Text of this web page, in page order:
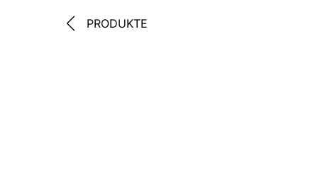
PRODUKTE